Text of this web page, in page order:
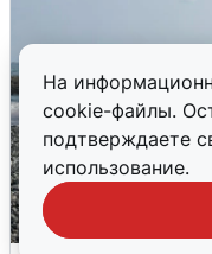
На
cookie-файлы.
подтверждаете
использование.